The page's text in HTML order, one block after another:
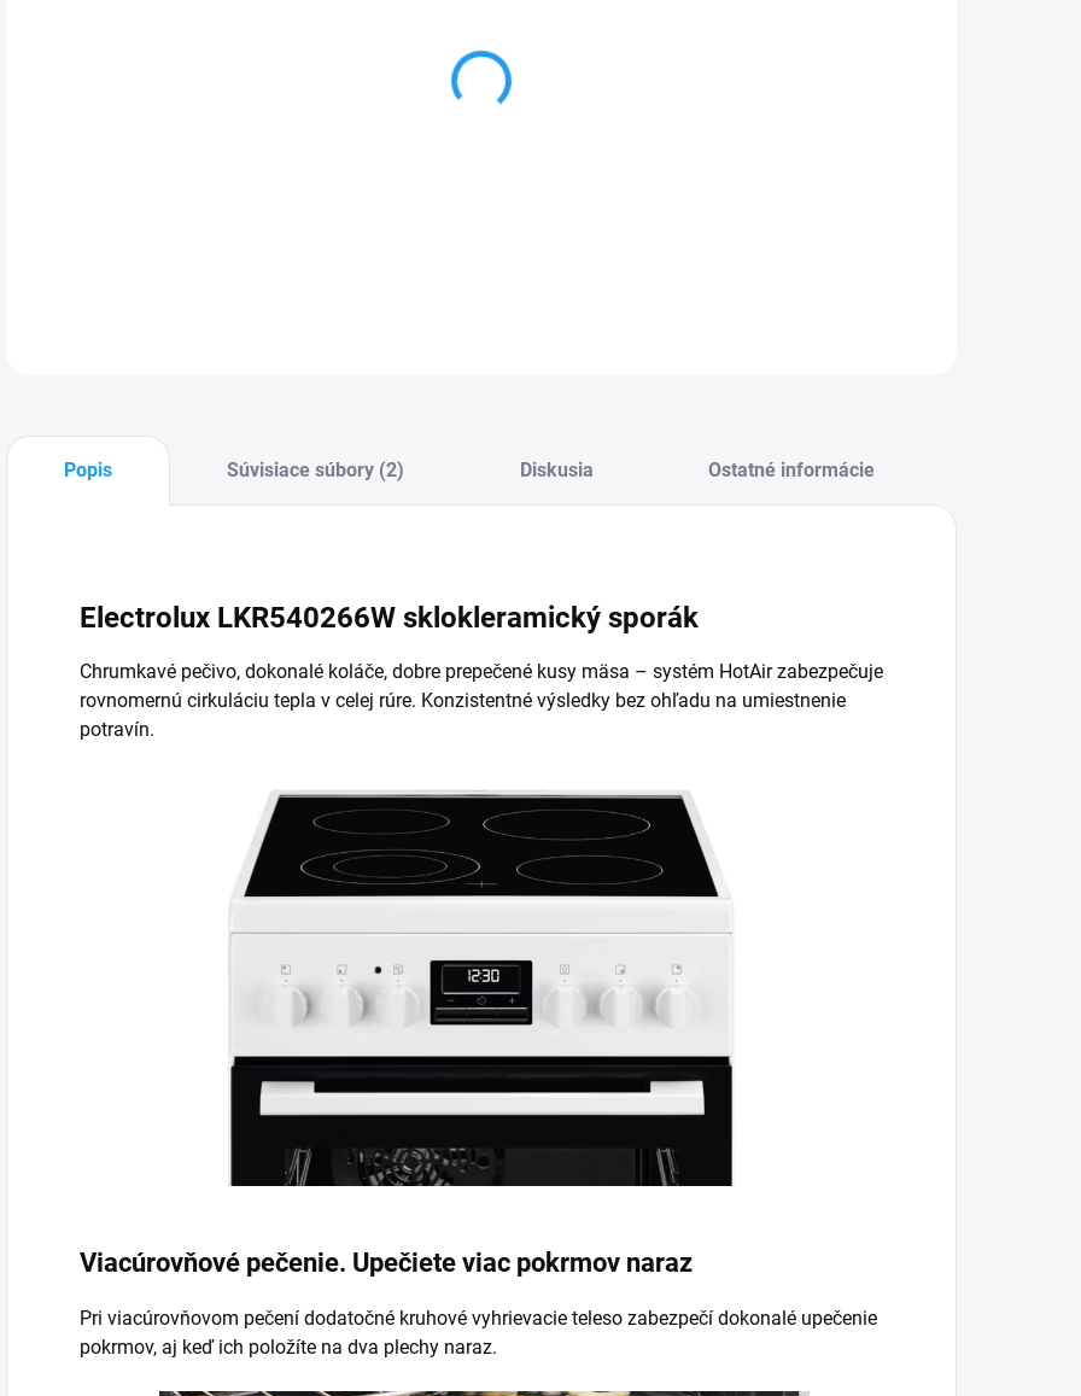
polohovateľné nožičky a rovnomerné pečenie na viacerých
úrovniach, programy rúry gril, rozmrazovanie a pravý horúci
Popis Súvisiace súbory (2) Diskusia Ostatné informácie
Electrolux LKR540266W sklokleramický sporák
Chrumkavé pečivo, dokonalé koláče, dobre prepečené kusy mäsa – systém HotAir zabezpečuje
rovnomernú cirkuláciu tepla v celej rúre. Konzistentné výsledky bez ohľadu na umiestnenie
potravín.
Viacúrovňové pečenie. Upečiete viac pokrmov naraz
Pri viacúrovňovom pečení dodatočné kruhové vyhrievacie teleso zabezpečí dokonalé upečenie
pokrmov, aj keď ich položíte na dva plechy naraz.